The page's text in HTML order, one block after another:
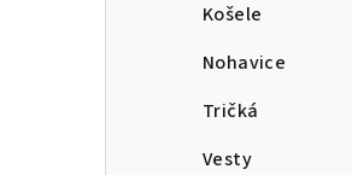
Košele
Nohavice
Tričká
Vesty